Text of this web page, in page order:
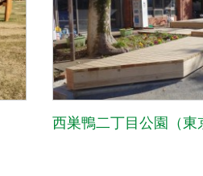
西巣鴨二丁目公園（東